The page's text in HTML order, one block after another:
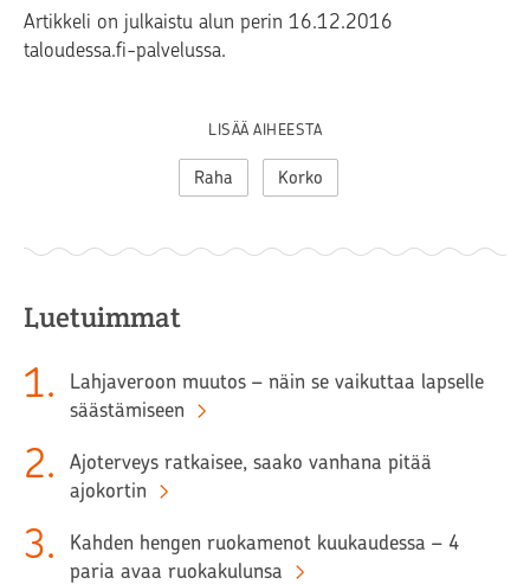
Artikkeli on julkaistu alun perin 16.12.2016
taloudessa.fi-palvelussa.
LISÄÄ AIHEESTA
Raha Korko
Luetuimmat
1.
Lahjaveroon muutos – näin se vaikuttaa lapselle
säästämiseen
2.
Ajoterveys ratkaisee, saako vanhana pitää
ajokortin
3.
Kahden hengen ruokamenot kuukaudessa – 4
paria avaa ruokakulunsa